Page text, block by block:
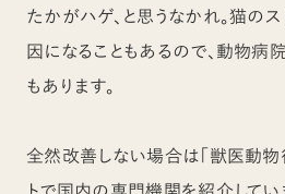
たかがハゲ、と思うなかれ。猫の
因になることもあるので、動物病
もあります。
全然改善しない場合は「獣医動物